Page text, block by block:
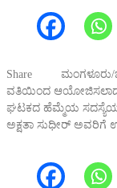
Share ಮಂಗಳೂರು/
ವತಿಯಿಂದ ಆಯೋಜಿಸಲಾದ
ಘಟಕದ ಹೆಮ್ಮೆಯ ಸದಸ್ಯೆಯೂ
ಅಕ್ಷತಾ ಸುಧೀರ್ ಅವರಿಗೆ